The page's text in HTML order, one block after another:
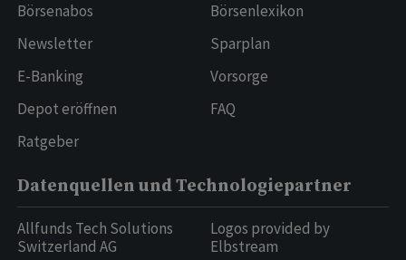
Börsenabos
Newsletter
E-Banking
Depot eröffnen
Ratgeber
Börsenlexikon
Sparplan
Vorsorge
FAQ
Datenquellen und Technologiepartner
Allfunds Tech Solutions
Switzerland AG
Logos provided by
Elbstream